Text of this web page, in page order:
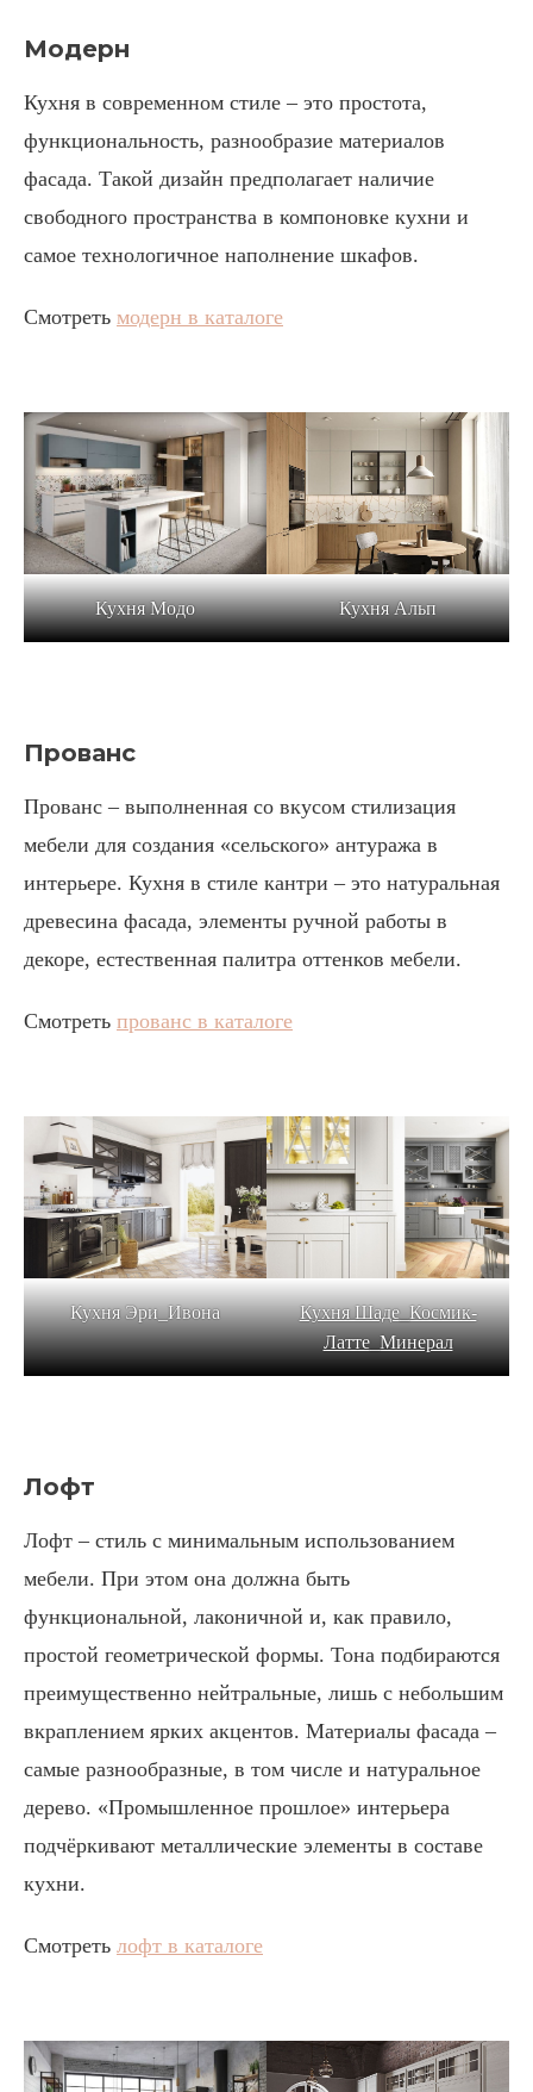
Модерн
Кухня в современном стиле – это простота,
функциональность, разнообразие материалов
фасада. Такой дизайн предполагает наличие
свободного пространства в компоновке кухни и
самое технологичное наполнение шкафов.
Смотреть модерн в каталоге
Кухня Модо Кухня Альп
Прованс
Прованс – выполненная со вкусом стилизация
мебели для создания «сельского» антуража в
интерьере. Кухня в стиле кантри – это натуральная
древесина фасада, элементы ручной работы в
декоре, естественная палитра оттенков мебели.
Смотреть прованс в каталоге
Кухня Эри_Ивона
Кухня Шаде_Космик-
Латте_Минерал
Лофт
Лофт – стиль с минимальным использованием
мебели. При этом она должна быть
функциональной, лаконичной и, как правило,
простой геометрической формы. Тона подбираются
преимущественно нейтральные, лишь с небольшим
вкраплением ярких акцентов. Материалы фасада –
самые разнообразные, в том числе и натуральное
дерево. «Промышленное прошлое» интерьера
подчёркивают металлические элементы в составе
кухни.
Смотреть лофт в каталоге